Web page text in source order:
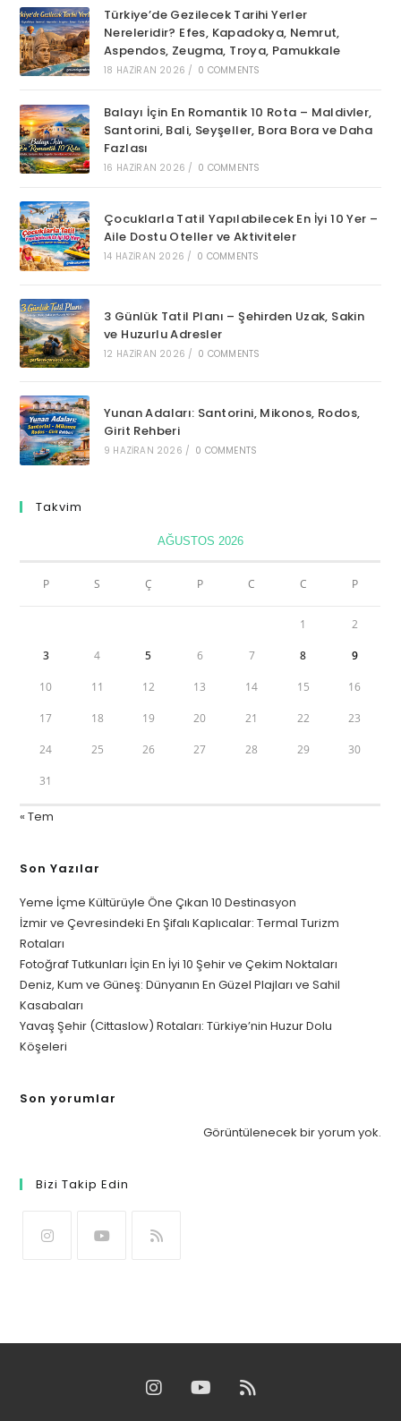
Türkiye’de Gezilecek Tarihi Yerler
Nereleridir? Efes, Kapadokya, Nemrut,
Aspendos, Zeugma, Troya, Pamukkale
18 HAZIRAN 2026 / 0 COMMENTS
Balayı İçin En Romantik 10 Rota – Maldivler,
Santorini, Bali, Seyşeller, Bora Bora ve Daha
Fazlası
16 HAZIRAN 2026 / 0 COMMENTS
Çocuklarla Tatil Yapılabilecek En İyi 10 Yer –
Aile Dostu Oteller ve Aktiviteler
14 HAZIRAN 2026 / 0 COMMENTS
3 Günlük Tatil Planı – Şehirden Uzak, Sakin
ve Huzurlu Adresler
12 HAZIRAN 2026 / 0 COMMENTS
Yunan Adaları: Santorini, Mikonos, Rodos,
Girit Rehberi
9 HAZIRAN 2026 / 0 COMMENTS
Takvim
AĞUSTOS 2026
P S Ç P C C P
1 2
3 4 5 6 7 8 9
10 11 12 13 14 15 16
17 18 19 20 21 22 23
24 25 26 27 28 29 30
31
« Tem
Son Yazılar
Yeme İçme Kültürüyle Öne Çıkan 10 Destinasyon
İzmir ve Çevresindeki En Şifalı Kaplıcalar: Termal Turizm
Rotaları
Fotoğraf Tutkunları İçin En İyi 10 Şehir ve Çekim Noktaları
Deniz, Kum ve Güneş: Dünyanın En Güzel Plajları ve Sahil
Kasabaları
Yavaş Şehir (Cittaslow) Rotaları: Türkiye’nin Huzur Dolu
Köşeleri
Son yorumlar
Görüntülenecek bir yorum yok.
Bizi Takip Edin